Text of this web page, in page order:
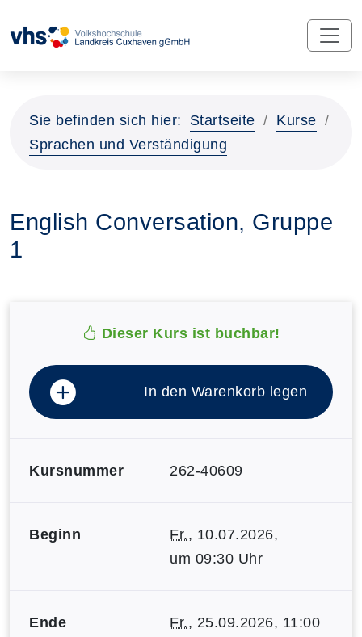
Sie befinden sich hier: Startseite
Kurse
Sprachen und Verständigung
English Conversation, Gruppe
1
Dieser Kurs ist buchbar!
In den Warenkorb legen
Kursnummer 262-40609
Beginn Fr., 10.07.2026,
um 09:30 Uhr
Ende Fr., 25.09.2026, 11:00